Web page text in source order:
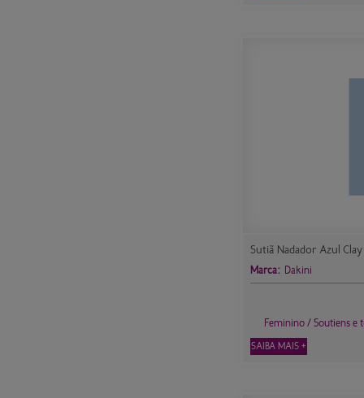
Sutiã Nadador Azul
Marca: Dakini
Feminino / Soutiens e
SAIBA MAIS +